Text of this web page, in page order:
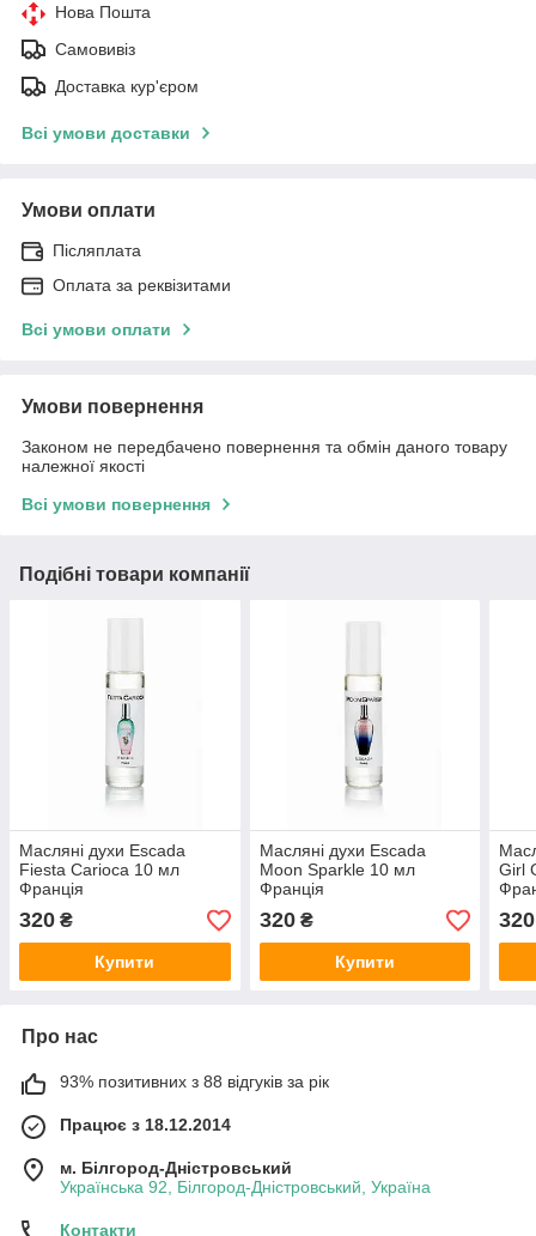
Нова Пошта
Самовивіз
Доставка кур'єром
Всі умови доставки
Умови оплати
Післяплата
Оплата за реквізитами
Всі умови оплати
Умови повернення
Законом не передбачено повернення та обмін даного товару
належної якості
Всі умови повернення
Подібні товари компанії
Масляні духи Escada
Fiesta Carioca 10 мл
Франція
320 ₴
Купити
Масляні духи Escada
Moon Sparkle 10 мл
Франція
320₴
Купити
Girl
320
Про нас
93% позитивних з 88 відгуків за рік
Працює з 18.12.2014
м. Білгород-Дністровський
Українська 92, Білгород-Дністровський, Україна
Контакти